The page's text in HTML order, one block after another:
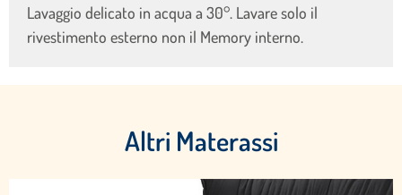
Lavaggio delicato in acqua a 30°. Lavare solo il
rivestimento esterno non il Memory interno.
Altri Materassi